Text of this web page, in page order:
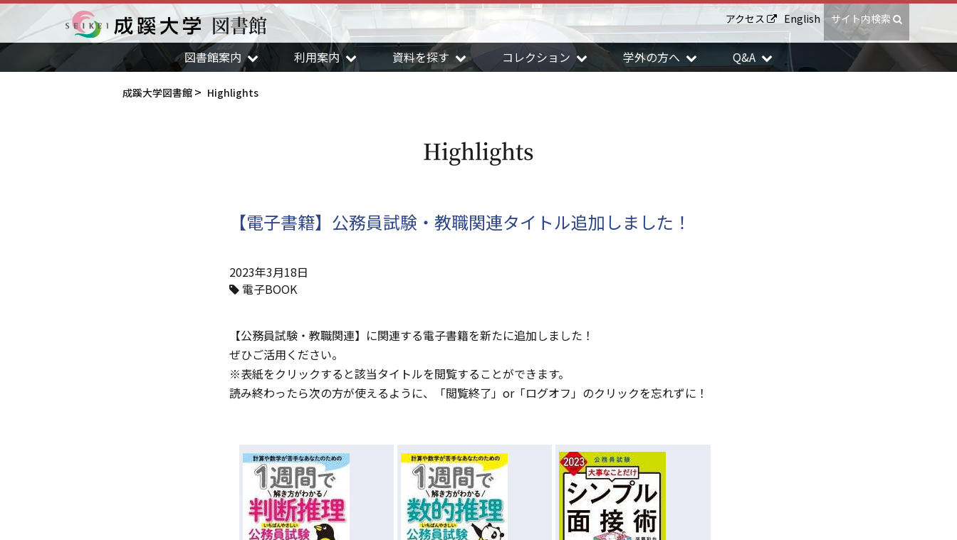
アクセス English サイト内検索
成蹊大学
図書館
図書館案内 利用案内 資料を探す コレクション 学外の方へ Q&A
成蹊大学図書館 Highlights
Highlights
【電子書籍】公務員試験・教職関連タイトル追加しました！
2023年3月18日
電子BOOK
【公務員試験・教職関連】に関連する電子書籍を新たに追加しました！
ぜひご活用ください。
※表紙をクリックすると該当タイトルを閲覧することができます。
読み終わったら次の方が使えるように、「閲覧終了」or「ログオフ」のクリックを忘れずに！